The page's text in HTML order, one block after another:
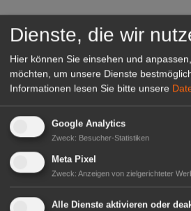
Dienste, die wir
Hier können Sie einsehen und
möchten, um unsere Dienste
Informationen lesen Sie bitte unsere
Google Analytics
Zweck: Besucher-Statistiken
Meta Pixel
Zweck: Anzeigen von zielgerichteter
Alle Dienste aktivieren oder